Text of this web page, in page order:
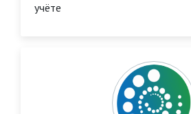
учёте